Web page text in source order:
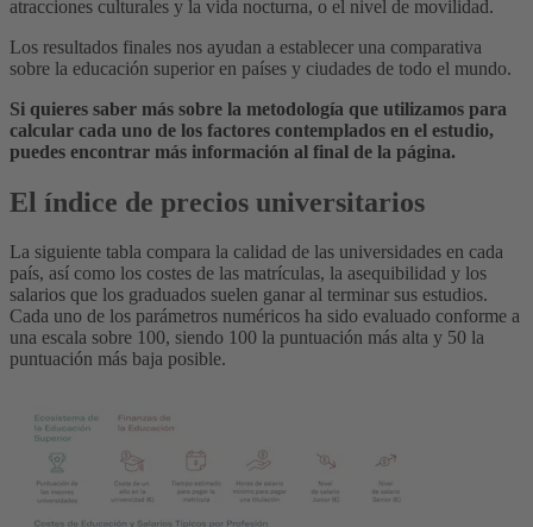
atracciones culturales y la vida nocturna, o el nivel de movilidad.
Los resultados finales nos ayudan a establecer una comparativa
sobre la educación superior en países y ciudades de todo el mundo.
Si quieres saber más sobre la metodología que utilizamos para
calcular cada uno de los factores contemplados en el estudio,
puedes encontrar más información al final de la página.
El índice de precios universitarios
La siguiente tabla compara la calidad de las universidades en cada
país, así como los costes de las matrículas, la asequibilidad y los
salarios que los graduados suelen ganar al terminar sus estudios.
Cada uno de los parámetros numéricos ha sido evaluado conforme a
una escala sobre 100, siendo 100 la puntuación más alta y 50 la
puntuación más baja posible.